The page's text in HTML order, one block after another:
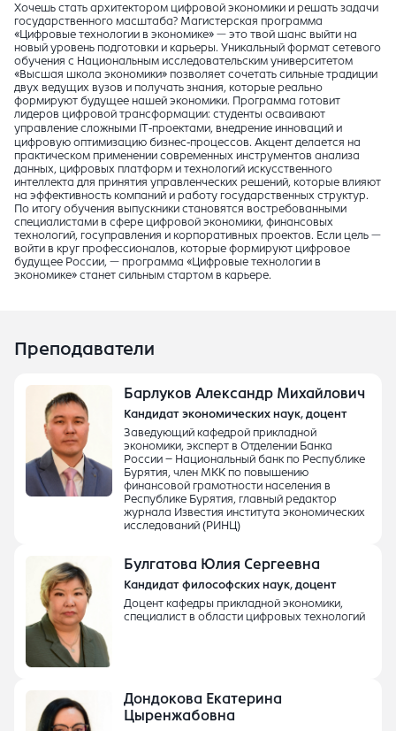
Хочешь стать архитектором цифровой экономики и решать задачи
государственного масштаба? Магистерская программа
«Цифровые технологии в экономике» — это твой шанс выйти на
новый уровень подготовки и карьеры. Уникальный формат сетевого
обучения с Национальным исследовательским университетом
«Высшая школа экономики» позволяет сочетать сильные традиции
двух ведущих вузов и получать знания, которые реально
формируют будущее нашей экономики. Программа готовит
лидеров цифровой трансформации: студенты осваивают
управление сложными IT‑проектами, внедрение инноваций и
цифровую оптимизацию бизнес‑процессов. Акцент делается на
практическом применении современных инструментов анализа
данных, цифровых платформ и технологий искусственного
интеллекта для принятия управленческих решений, которые влияют
на эффективность компаний и работу государственных структур.
По итогу обучения выпускники становятся востребованными
специалистами в сфере цифровой экономики, финансовых
технологий, госуправления и корпоративных проектов. Если цель —
войти в круг профессионалов, которые формируют цифровое
будущее России, — программа «Цифровые технологии в
экономике» станет сильным стартом в карьере.
Преподаватели
Барлуков Александр Михайлович
Кандидат экономических наук, доцент
Заведующий кафедрой прикладной
экономики, эксперт в Отделении Банка
России – Национальный банк по Республике
Бурятия, член МКК по повышению
финансовой грамотности населения в
Республике Бурятия, главный редактор
журнала Известия института экономических
исследований (РИНЦ)
Булгатова Юлия Сергеевна
Кандидат философских наук, доцент
Доцент кафедры прикладной экономики,
специалист в области цифровых технологий
Дондокова Екатерина
Цыренжабовна